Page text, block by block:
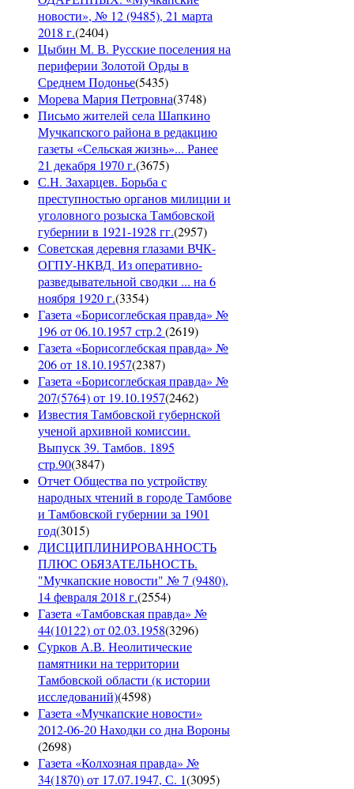
новости», № 12 (9485), 21 марта
2018 г.(2404)
Цыбин М. В. Русские поселения на
периферии Золотой Орды в
Среднем Подонье(5435)
Морева Мария Петровна(3748)
Письмо жителей села Шапкино
Мучкапского района в редакцию
газеты «Сельская жизнь»... Ранее
21 декабря 1970 г.(3675)
С.Н. Захарцев. Борьба с
преступностью органов милиции и
уголовного розыска Тамбовской
губернии в 1921-1928 гг.(2957)
Советская деревня глазами ВЧК-
ОГПУ-НКВД. Из оперативно-
разведывательной сводки ... на 6
ноября 1920 г.(3354)
Газета «Борисоглебская правда» №
196 от 06.10.1957 стр.2(2619)
Газета «Борисоглебская правда» №
206 от 18.10.1957(2387)
Газета «Борисоглебская правда» №
207(5764) от 19.10.1957(2462)
Известия Тамбовской губернской
ученой архивной комиссии.
Выпуск 39. Тамбов. 1895
стр.90(3847)
Отчет Общества по устройству
народных чтений в городе Тамбове
и Тамбовской губернии за 1901
год(3015)
ДИСЦИПЛИНИРОВАННОСТЬ
ПЛЮС ОБЯЗАТЕЛЬНОСТЬ.
"Мучкапские новости" № 7 (9480),
14 февраля 2018 г.(2554)
Газета «Тамбовская правда» №
44(10122) от 02.03.1958(3296)
Сурков А.В. Неолитические
памятники на территории
Тамбовской области (к истории
исследований)(4598)
Газета «Мучкапские новости»
2012-06-20 Находки со дна Вороны
(2698)
Газета «Колхозная правда» №
34(1870) от 17.07.1947, С. 1(3095)